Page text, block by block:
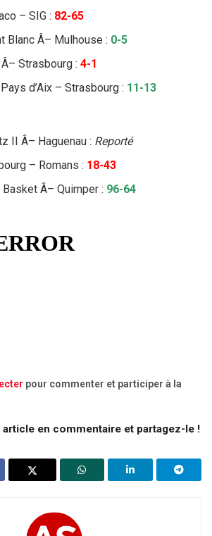
– SIG : 82-65
Blanc Â– Mulhouse : 0-5
Â– Strasbourg :4-1
Pays d’Aix – Strasbourg : 11-13
II Â– Haguenau : Reporté
– Romans : 18-43
Basket Â– Quimper : 96-64
pour commenter et participer à la
article en commentaire et partagez-le !